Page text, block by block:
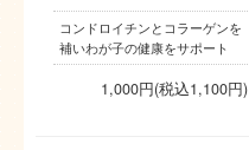
コンドロイチンとコラーゲンを
補いわが子の健康をサポート
1,000円(税込1,100円)